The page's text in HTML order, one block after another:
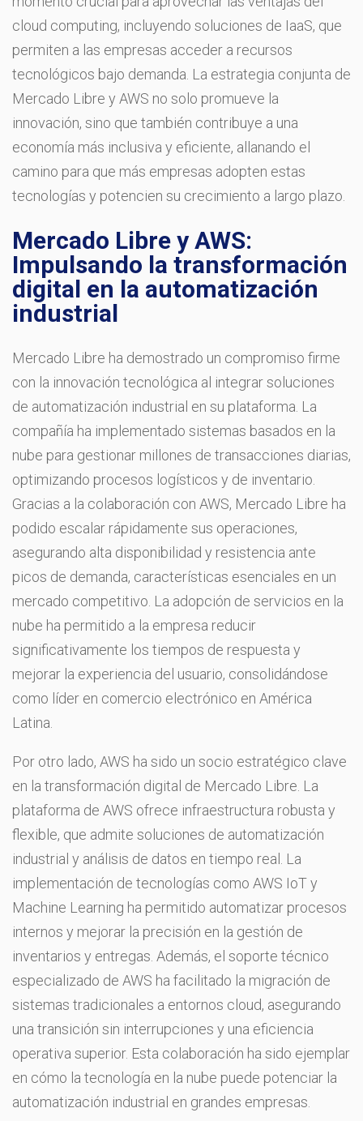
cloud computing, incluyendo soluciones de IaaS, que
permiten a las empresas acceder a recursos
tecnológicos bajo demanda. La estrategia conjunta de
Mercado Libre y AWS no solo promueve la
innovación, sino que también contribuye a una
economía más inclusiva y eficiente, allanando el
camino para que más empresas adopten estas
tecnologías y potencien su crecimiento a largo plazo.
Mercado Libre y AWS:
Impulsando la transformación
digital en la automatización
industrial
Mercado Libre ha demostrado un compromiso firme
con la innovación tecnológica al integrar soluciones
de automatización industrial en su plataforma. La
compañía ha implementado sistemas basados en la
nube para gestionar millones de transacciones diarias,
optimizando procesos logísticos y de inventario.
Gracias a la colaboración con AWS, Mercado Libre ha
podido escalar rápidamente sus operaciones,
asegurando alta disponibilidad y resistencia ante
picos de demanda, características esenciales en un
mercado competitivo. La adopción de servicios en la
nube ha permitido a la empresa reducir
significativamente los tiempos de respuesta y
mejorar la experiencia del usuario, consolidándose
como líder en comercio electrónico en América
Latina.
Por otro lado, AWS ha sido un socio estratégico clave
en la transformación digital de Mercado Libre. La
plataforma de AWS ofrece infraestructura robusta y
flexible, que admite soluciones de automatización
industrial y análisis de datos en tiempo real. La
implementación de tecnologías como AWS IoT y
Machine Learning ha permitido automatizar procesos
internos y mejorar la precisión en la gestión de
inventarios y entregas. Además, el soporte técnico
especializado de AWS ha facilitado la migración de
sistemas tradicionales a entornos cloud, asegurando
una transición sin interrupciones y una eficiencia
operativa superior. Esta colaboración ha sido ejemplar
en cómo la tecnología en la nube puede potenciar la
automatización industrial en grandes empresas.